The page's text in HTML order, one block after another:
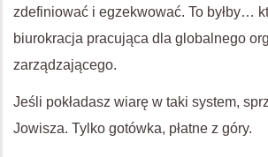
zdefiniować i egzekwować. To byłby…
biurokracja pracująca dla globalnego
zarządzającego.
Jeśli pokładasz wiarę w taki system,
Jowisza. Tylko gotówka, płatne z góry.